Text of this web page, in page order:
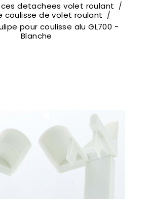
detachees volet roulant
coulisse de volet roulant
pour coulisse alu GL700 -
Blanche